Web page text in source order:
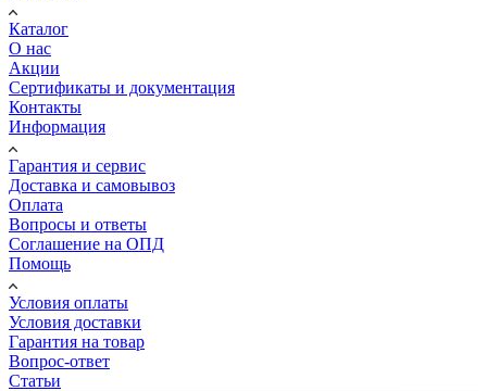
Каталог
О нас
Акции
Сертификаты и документация
Контакты
Информация
Гарантия и сервис
Доставка и самовывоз
Оплата
Вопросы и ответы
Соглашение на ОПД
Помощь
Условия оплаты
Условия доставки
Гарантия на товар
Вопрос-ответ
Статьи